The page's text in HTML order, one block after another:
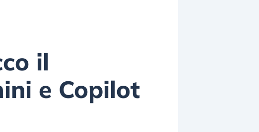
il
e Copilot